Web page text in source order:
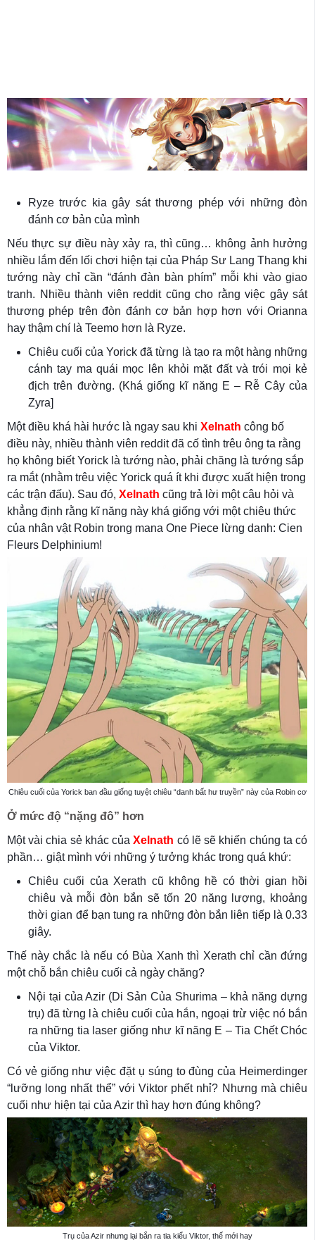
Ryze trước kia gây sát thương phép với những đòn
đánh cơ bản của mình
Nếu thực sự điều này xảy ra, thì cũng… không ảnh hưởng
nhiều lắm đến lối chơi hiện tại của Pháp Sư Lang Thang khi
tướng này chỉ cần “đánh đàn bàn phím” mỗi khi vào giao
tranh. Nhiều thành viên reddit cũng cho rằng việc gây sát
thương phép trên đòn đánh cơ bản hợp hơn với Orianna
hay thậm chí là Teemo hơn là Ryze.
Chiêu cuối của Yorick đã từng là tạo ra một hàng những
cánh tay ma quái mọc lên khỏi mặt đất và trói mọi kẻ
địch trên đường. (Khá giống kĩ năng E – Rễ Cây của
Zyra]
Một điều khá hài hước là ngay sau khi Xelnath công bố
điều này, nhiều thành viên reddit đã cố tình trêu ông ta rằng
họ không biết Yorick là tướng nào, phải chăng là tướng sắp
ra mắt (nhằm trêu việc Yorick quá ít khi được xuất hiện trong
các trận đấu). Sau đó, Xelnath cũng trả lời một câu hỏi và
khẳng định rằng kĩ năng này khá giống với một chiêu thức
của nhân vật Robin trong mana One Piece lừng danh: Cien
Fleurs Delphinium!
Chiêu cuối của Yorick ban đầu giống tuyệt chiêu “danh bất hư truyền” này của Robin cơ
Ở mức độ “nặng đô” hơn
Một vài chia sẻ khác củaXelnath có lẽ sẽ khiến chúng ta có
phần… giật mình với những ý tưởng khác trong quá khứ:
Chiêu cuối của Xerath cũ không hề có thời gian hồi
chiêu và mỗi đòn bắn sẽ tốn 20 năng lượng, khoảng
thời gian để bạn tung ra những đòn bắn liên tiếp là 0.33
giây.
Thế này chắc là nếu có Bùa Xanh thì Xerath chỉ cần đứng
một chỗ bắn chiêu cuối cả ngày chăng?
Nội tại của Azir (Di Sản Của Shurima – khả năng dựng
trụ) đã từng là chiêu cuối của hắn, ngoại trừ việc nó bắn
ra những tia laser giống như kĩ năng E – Tia Chết Chóc
của Viktor.
Có vẻ giống như việc đặt ụ súng to đùng của Heimerdinger
“lưỡng long nhất thể” với Viktor phết nhỉ? Nhưng mà chiêu
cuối như hiện tại của Azir thì hay hơn đúng không?
Trụ của Azir nhưng lại bắn ra tia kiểu Viktor, thế mới hay